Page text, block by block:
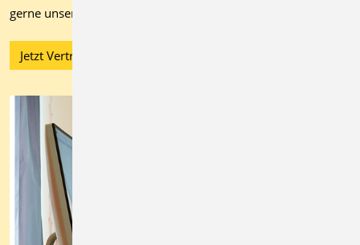
gerne unser Vertriebsteam.
Jetzt Vertrieb kontaktieren!